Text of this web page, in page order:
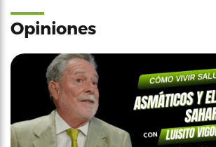
Opiniones